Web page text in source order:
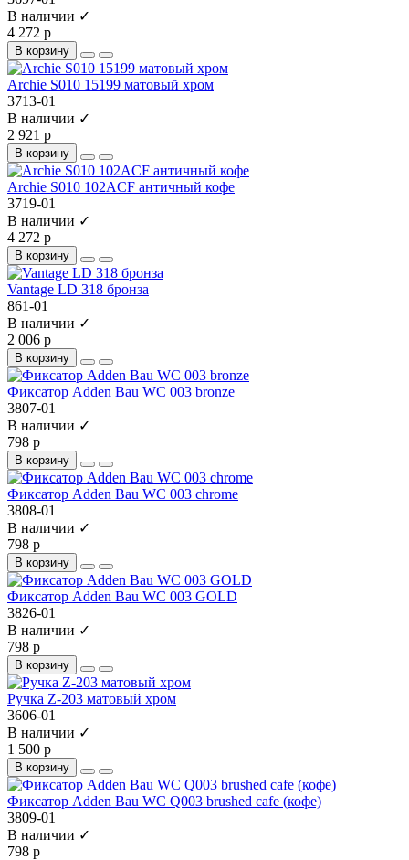
В наличии ✓
4 272 р
В корзину
Archie S010 15199 матовый хром
3713-01
В наличии ✓
2 921 р
В корзину
Archie S010 102ACF античный кофе
3719-01
В наличии ✓
4 272 р
В корзину
Vantage LD 318 бронза
861-01
В наличии ✓
2 006 р
В корзину
Фиксатор Adden Bau WC 003 bronze
3807-01
В наличии ✓
798 р
В корзину
Фиксатор Adden Bau WC 003 chrome
3808-01
В наличии ✓
798 р
В корзину
Фиксатор Adden Bau WC 003 GOLD
3826-01
В наличии ✓
798 р
В корзину
Ручка Z-203 матовый хром
3606-01
В наличии ✓
1 500 р
В корзину
Фиксатор Adden Bau WC Q003 brushed cafe (кофе)
3809-01
В наличии ✓
798 р